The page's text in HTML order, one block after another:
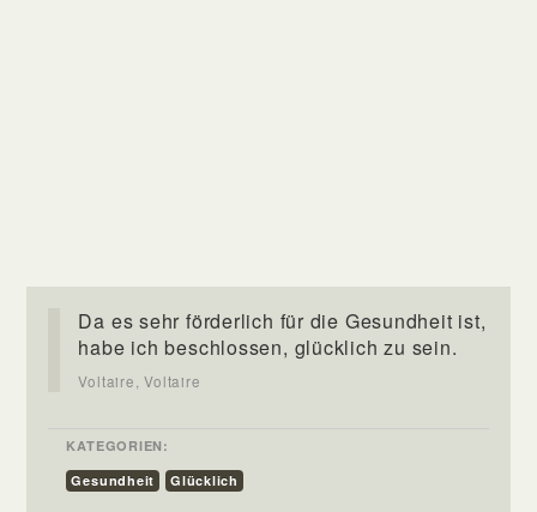
Da es sehr förderlich für die Gesundheit ist,
habe ich beschlossen, glücklich zu sein.
Voltaire, Voltaire
KATEGORIEN:
Gesundheit
Glücklich